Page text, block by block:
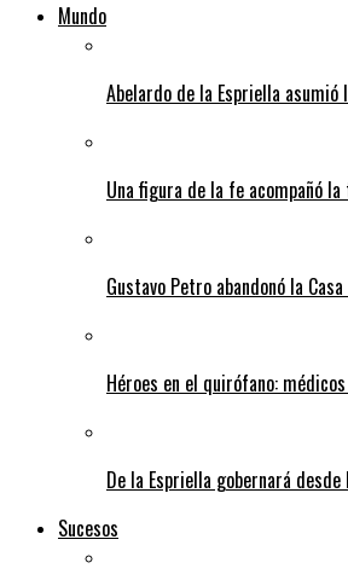
Mundo
Abelardo de la Espriella asumió
Una figura de la fe acompañó
Gustavo Petro abandonó la
Héroes en el quirófano:
De la Espriella gobernará
Sucesos